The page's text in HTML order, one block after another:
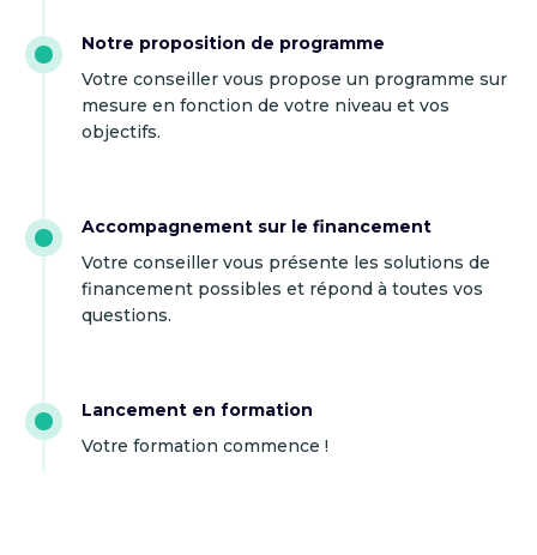
Notre proposition de programme
Votre conseiller vous propose un programme sur
mesure en fonction de votre niveau et vos
objectifs.
Accompagnement sur le financement
Votre conseiller vous présente les solutions de
financement possibles et répond à toutes vos
questions.
Lancement en formation
Votre formation commence !